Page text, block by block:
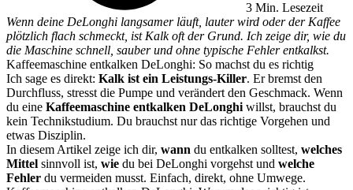
3 Min. Lesezeit
Wenn deine DeLonghi langsamer läuft, lauter wird oder der Kaffee
plötzlich flach schmeckt, ist Kalk oft der Grund. Ich zeige dir, wie du
die Maschine schnell, sauber und ohne typische Fehler entkalkst.
Kaffeemaschine entkalken DeLonghi: So machst du es richtig
Ich sage es direkt: Kalk ist ein Leistungs-Killer. Er bremst den
Durchfluss, stresst die Pumpe und verändert den Geschmack. Wenn
du eine Kaffeemaschine entkalken DeLonghi willst, brauchst du
kein Technikstudium. Du brauchst nur das richtige Vorgehen und
etwas Disziplin.
In diesem Artikel zeige ich dir, wann du entkalken solltest, welches
Mittel sinnvoll ist, wie du bei DeLonghi vorgehst und welche
Fehler du vermeiden musst. Einfach, direkt, ohne Umwege.